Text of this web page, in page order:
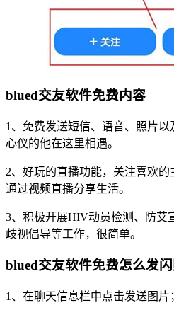
blued交友软件免费内容
1、免费发送短信、语音、照片
心仪的他在这里相遇。
2、好玩的直播功能，关注喜欢的
通过视频直播分享生活。
3、积极开展HIV动员检测、防艾
歧视倡导等工作，很简单。
blued交友软件免费怎么发
1、在聊天信息栏中点击发送图片